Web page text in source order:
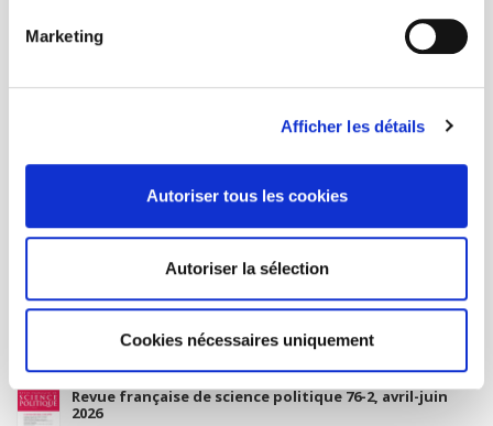
Marketing
Afficher les détails
Autoriser tous les cookies
Autoriser la sélection
Cookies nécessaires uniquement
CONDITIONS GÉNÉRALES
À paraître
4 sept. 2026
Nouveautés
Revue française de science politique 76-2, avril-juin
2026